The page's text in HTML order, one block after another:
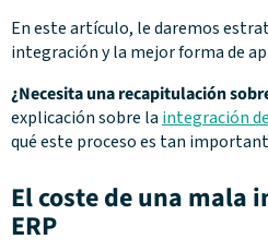
En este artículo, le daremos
integración y la mejor forma de
¿Necesita una recapitulación
explicación sobre la integración
qué este proceso es tan
El coste de una mala
ERP